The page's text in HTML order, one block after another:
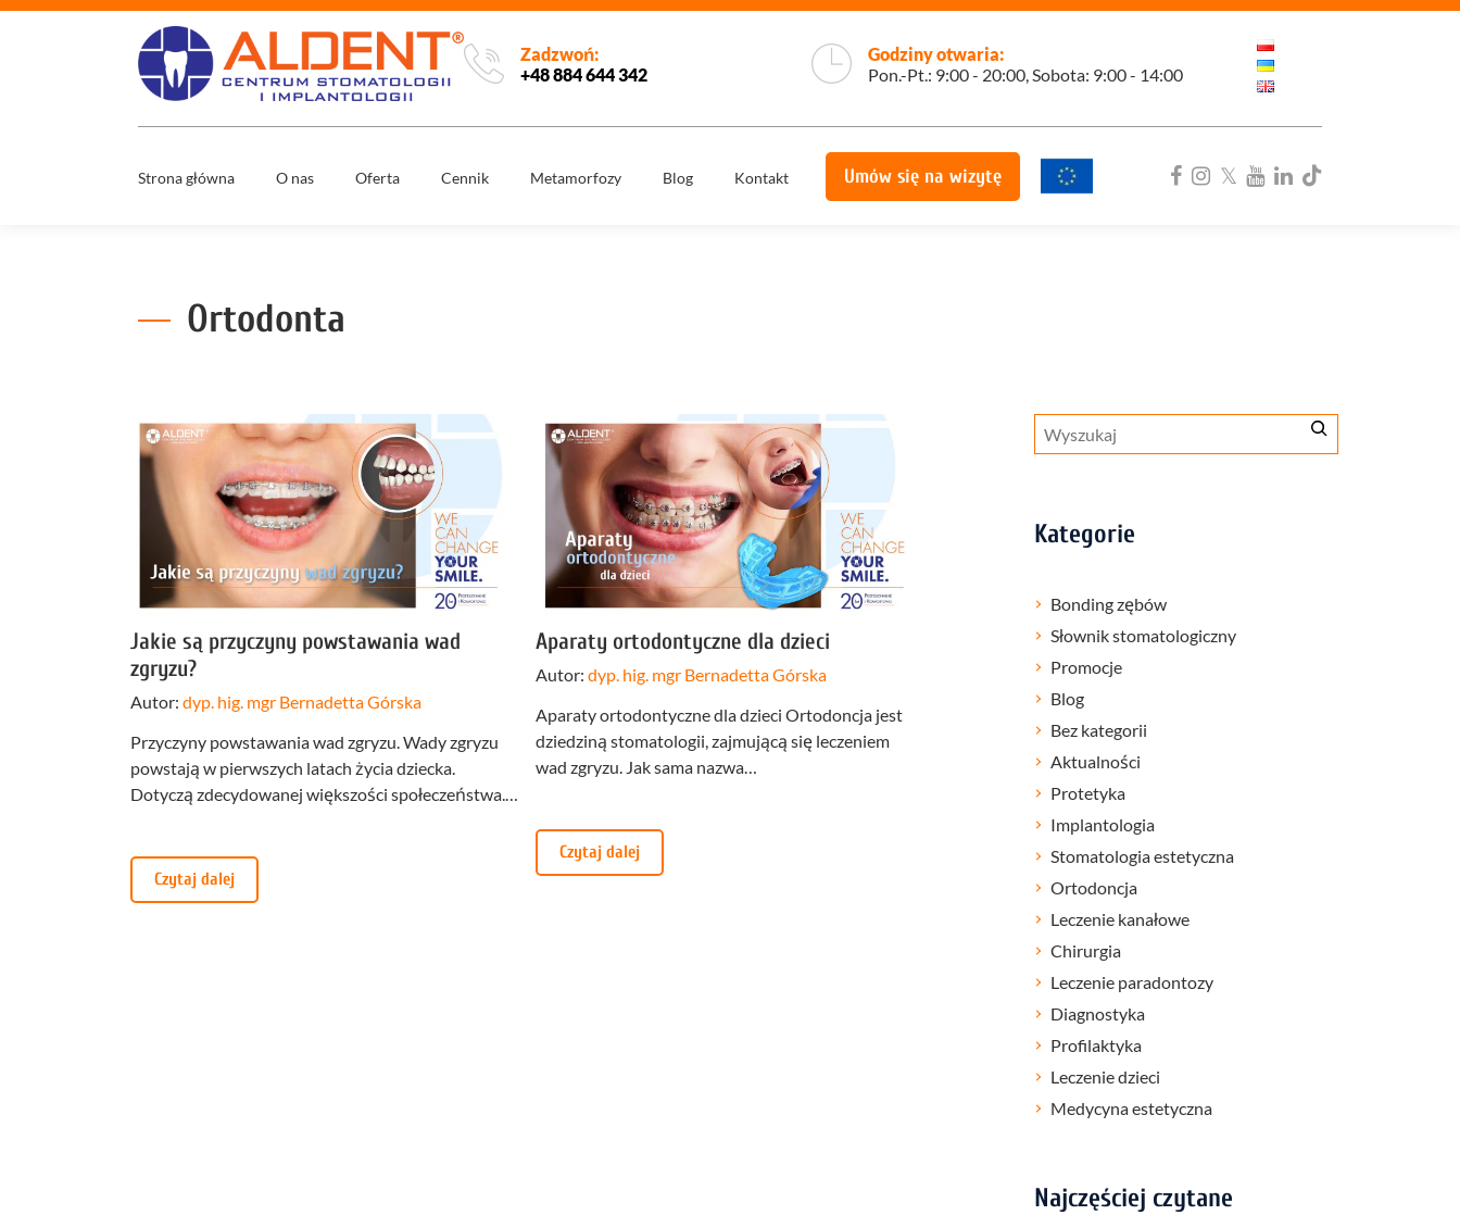
Zadzwoń:
+48 884 644 342
Godziny otwaria:
Pon.-Pt.: 9:00 - 20:00, Sobota: 9:00 - 14:00
Strona główna O nas Oferta
Diagnostyka
cyfrowa
Ortodoncja
Stomatologia
Profilaktyka
Ortodoncja
nakładkowa –
Invisalign®
Stomatologia
cyfrowa
Higienizacja
Leczenie
kanałowe
Stomatologia
dziecięca
Fizjoterapia Laseroterapia
Stomatologia
Bonding
zębów
Leczenie
bruksizmu
Cennik Metamorfozy Blog Kontakt Umów się na wizytę
Ortodonta
Jakie są przyczyny powstawania wad
zgryzu?
Autor: dyp. hig. mgr Bernadetta Górska
Przyczyny powstawania wad zgryzu. Wady zgryzu
powstają w pierwszych latach życia dziecka.
Dotyczą zdecydowanej większości społeczeństwa.…
Czytaj dalej
Aparaty ortodontyczne dla dzieci
Autor:dyp. hig. mgr Bernadetta Górska
Aparaty ortodontyczne dla dzieci Ortodoncja jest
dziedziną stomatologii, zajmującą się leczeniem
wad zgryzu. Jak sama nazwa…
Czytaj dalej
Kategorie
Bonding zębów
Słownik stomatologiczny
Promocje
Blog
Bez kategorii
Aktualności
Protetyka
Implantologia
Stomatologia estetyczna
Ortodoncja
Leczenie kanałowe
Chirurgia
Leczenie paradontozy
Diagnostyka
Profilaktyka
Leczenie dzieci
Medycyna estetyczna
Najczęściej czytane